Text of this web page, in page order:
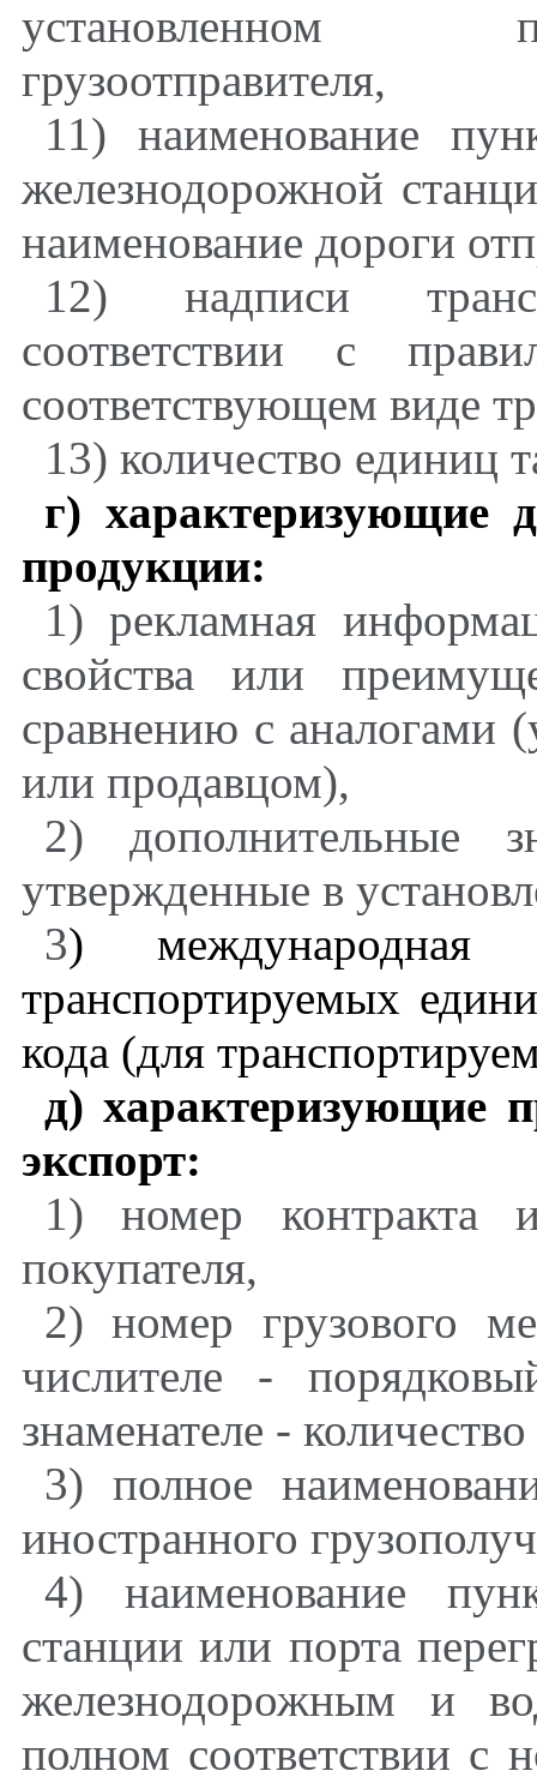
установленном
грузоотправителя,
11) наименование
железнодорожной
наименование дороги
12) надписи
соответствии с
соответствующем виде
13) количество единиц
г) характеризующие
продукции:
1) рекламная
свойства или
сравнению с аналогами
или продавцом),
2) дополнительные
утвержденные в
3) международная
транспортируемых
кода (для
д) характеризующие
экспорт:
1) номер контракта
покупателя,
2) номер грузового
числителе -
знаменателе -
3) полное
иностранного
4) наименование
станции или порта
железнодорожным и
полном соответствии с